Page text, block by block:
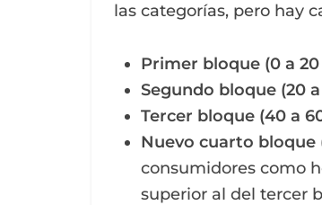
las categorías, pero hay
Primer bloque (0 a
Segundo bloque (20
Tercer bloque (40 a
Nuevo cuarto bloque
consumidores como
superior al del tercer